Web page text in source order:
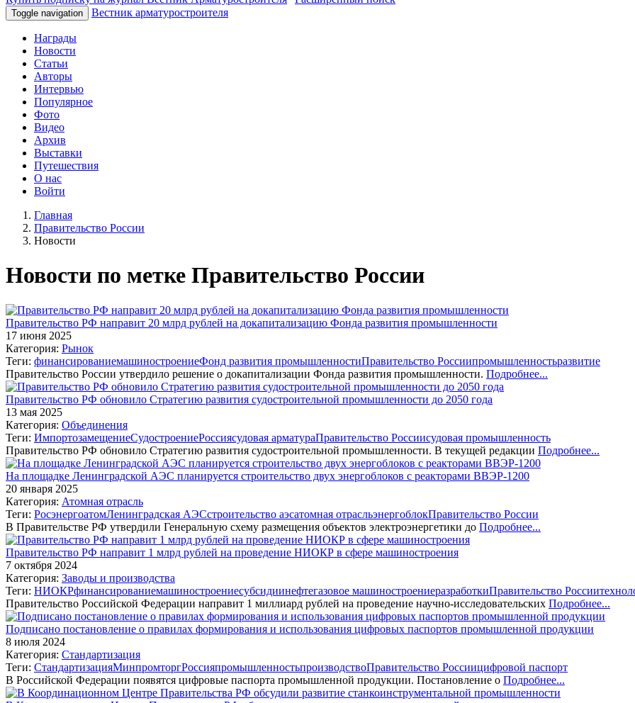
Toggle navigation Вестник арматуростроителя
Награды
Новости
Статьи
Авторы
Интервью
Популярное
Фото
Видео
Архив
Выставки
Путешествия
О нас
Войти
Главная
Правительство России
Новости
Новости по метке Правительство России
Правительство РФ направит 20 млрд рублей на докапитализацию Фонда развития промышленности
17 июня 2025
Категория: Рынок
Теги: финансированиемашиностроениеФонд развития промышленностиПравительство Россиипромышленностьразвитие
Правительство России утвердило решение о докапитализации Фонда развития промышленности. Подробнее...
Правительство РФ обновило Стратегию развития судостроительной промышленности до 2050 года
13 мая 2025
Категория: Объединения
Теги: ИмпортозамещениеСудостроениеРоссиясудовая арматураПравительство Россиисудовая промышленность
Правительство РФ обновило Стратегию развития судостроительной промышленности. В текущей редакции Подробнее...
На площадке Ленинградской АЭС планируется строительство двух энергоблоков с реакторами ВВЭР-1200
20 января 2025
Категория: Атомная отрасль
Теги: РосэнергоатомЛенинградская АЭСстроительство аэсатомная отрасльэнергоблокПравительство России
В Правительстве РФ утвердили Генеральную схему размещения объектов электроэнергетики до Подробнее...
Правительство РФ направит 1 млрд рублей на проведение НИОКР в сфере машиностроения
7 октября 2024
Категория: Заводы и производства
Теги: НИОКРфинансированиемашиностроениесубсидиинефтегазовое машиностроениеразработкиПравительство России
Правительство Российской Федерации направит 1 миллиард рублей на проведение научно-исследовательских Подробнее...
Подписано постановление о правилах формирования и использования цифровых паспортов промышленной продукции
8 июля 2024
Категория: Стандартизация
Теги: СтандартизацияМинпромторгРоссияпромышленностьпроизводствоПравительство Россиицифровой паспорт
В Российской Федерации появятся цифровые паспорта промышленной продукции. Постановление о Подробнее...